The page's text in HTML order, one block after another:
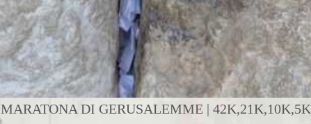
MARATONA DI GERUSALEMME | 42K,21K,10K,5K